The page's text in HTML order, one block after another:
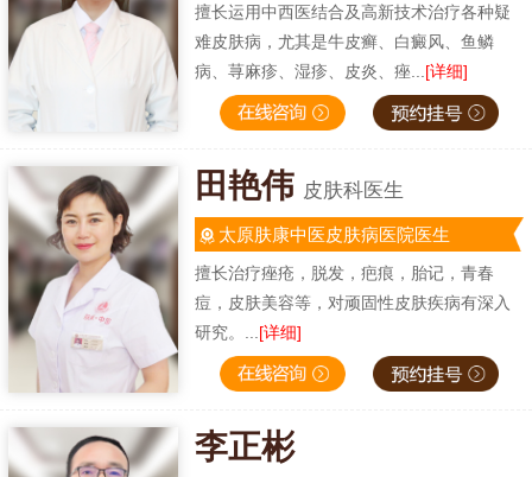
擅长运用中西医结合及高新技术治疗各种疑
难皮肤病，尤其是牛皮癣、白癜风、鱼鳞
病、荨麻疹、湿疹、皮炎、痤... [详细]
田艳伟 皮肤科医生
太原肤康中医皮肤病医院医生
擅长治疗痤疮，脱发，疤痕，胎记，青春
痘，皮肤美容等，对顽固性皮肤疾病有深入
研究。... [详细]
李正彬